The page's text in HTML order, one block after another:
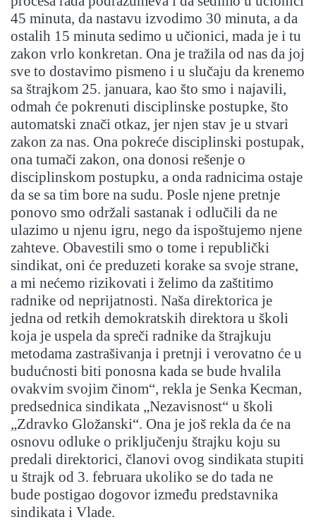
45 minuta, da nastavu izvodimo 30 minuta, a da
ostalih 15 minuta sedimo u učionici, mada je i tu
zakon vrlo konkretan. Ona je tražila od nas da joj
sve to dostavimo pismeno i u slučaju da krenemo
sa štrajkom 25. januara, kao što smo i najavili,
odmah će pokrenuti disciplinske postupke, što
automatski znači otkaz, jer njen stav je u stvari
zakon za nas. Ona pokreće disciplinski postupak,
ona tumači zakon, ona donosi rešenje o
disciplinskom postupku, a onda radnicima ostaje
da se sa tim bore na sudu. Posle njene pretnje
ponovo smo održali sastanak i odlučili da ne
ulazimo u njenu igru, nego da ispoštujemo njene
zahteve. Obavestili smo o tome i republički
sindikat, oni će preduzeti korake sa svoje strane,
a mi nećemo rizikovati i želimo da zaštitimo
radnike od neprijatnosti. Naša direktorica je
jedna od retkih demokratskih direktora u školi
koja je uspela da spreči radnike da štrajkuju
metodama zastrašivanja i pretnji i verovatno će u
budućnosti biti ponosna kada se bude hvalila
ovakvim svojim činom“, rekla je Senka Kecman,
predsednica sindikata „Nezavisnost“ u školi
„Zdravko Gložanski“. Ona je još rekla da će na
osnovu odluke o priključenju štrajku koju su
predali direktorici, članovi ovog sindikata stupiti
u štrajk od 3. februara ukoliko se do tada ne
bude postigao dogovor između predstavnika
sindikata i Vlade.